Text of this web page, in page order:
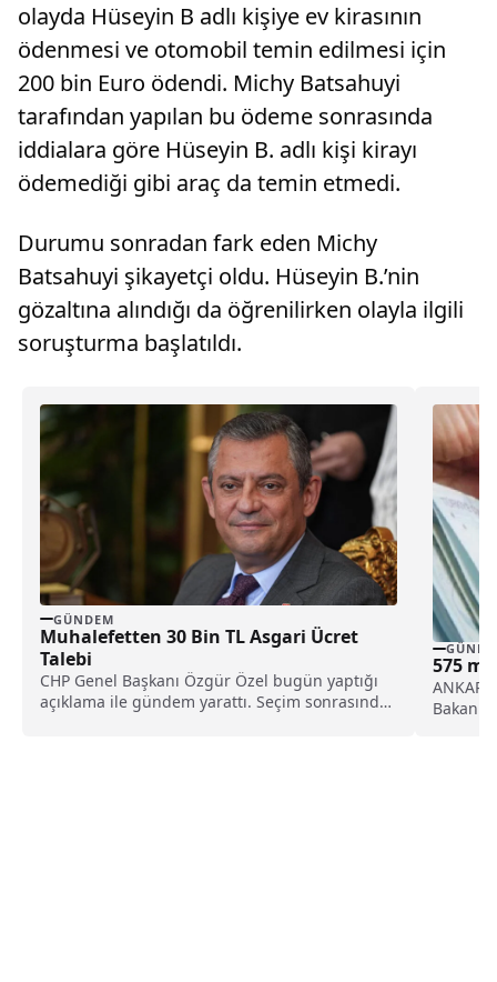
olayda Hüseyin B adlı kişiye ev kirasının
ödenmesi ve otomobil temin edilmesi için
200 bin Euro ödendi. Michy Batsahuyi
tarafından yapılan bu ödeme sonrasında
iddialara göre Hüseyin B. adlı kişi kirayı
ödemediği gibi araç da temin etmedi.
Durumu sonradan fark eden Michy
Batsahuyi şikayetçi oldu. Hüseyin B.’nin
gözaltına alındığı da öğrenilirken olayla ilgili
soruşturma başlatıldı.
GÜNDEM
Muhalefetten 30 Bin TL Asgari Ücret
Talebi
CHP Genel Başkanı Özgür Özel bugün yaptığı
açıklama ile gündem yarattı. Seçim sonrasında
575